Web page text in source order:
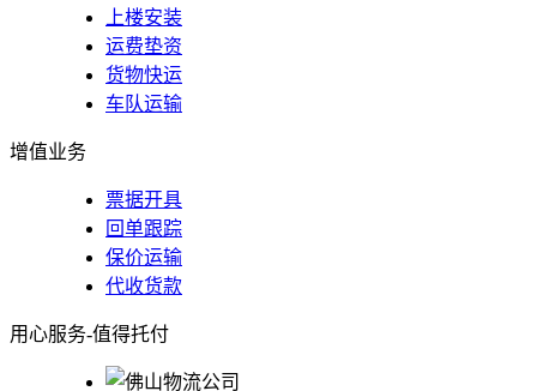
上楼安装
运费垫资
货物快运
车队运输
增值业务
票据开具
回单跟踪
保价运输
代收货款
用心服务-值得托付